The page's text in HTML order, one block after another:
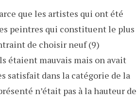
que les artistes qui ont été
peintres qui constituent le plus
de choisir neuf (9)
étaient mauvais mais on avait
satisfait dans la catégorie de la
n’était pas à la hauteur de